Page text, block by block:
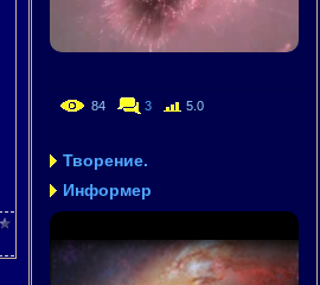
84 3 5.0
Творение.
Информер